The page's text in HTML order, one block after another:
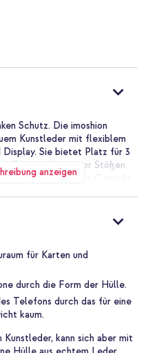
anzeigen
Schutz. Die imoshion
Kunstleder mit flexiblem
Sie bietet Platz für 3
schützt vor Stößen
kaum Volumen oder Gewicht
Luxuriöse
Karten und ein Fach für
griffbereit
Nord sicher und
vor direkten Stößen und
für Karten und
durch die Form der Hülle.
Telefons durch das für eine
kaum.
kann sich aber mit